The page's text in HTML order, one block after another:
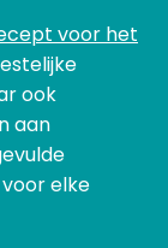
voor het
ook
aan
elke